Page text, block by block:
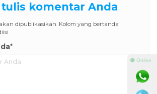
komentar Anda
dipublikasikan. Kolom yang bertanda
*
⚫ Online